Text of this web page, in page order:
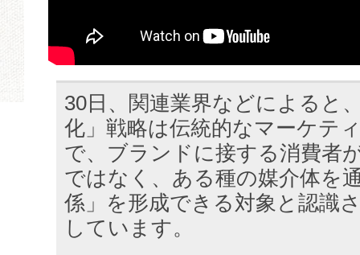
30日、関連業界などによると
化」戦略は伝統的なマーケテ
で、ブランドに接する消費者
ではなく、ある種の媒介体を
係」を形成できる対象と認識
しています。